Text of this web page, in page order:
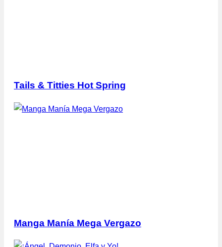
Tails & Titties Hot Spring
Manga Manía Mega Vergazo